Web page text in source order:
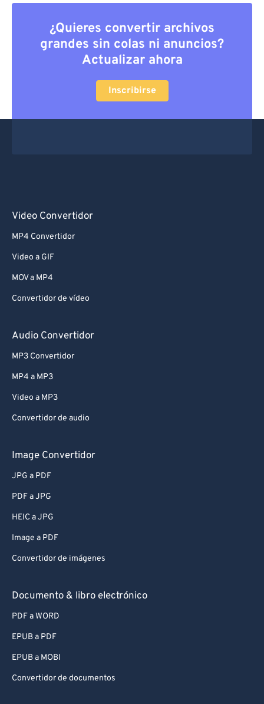
¿Quieres convertir archivos
grandes sin colas ni anuncios?
Actualizar ahora
Inscribirse
Video Convertidor
MP4 Convertidor
Video a GIF
MOV a MP4
Convertidor de vídeo
Audio Convertidor
MP3 Convertidor
MP4 a MP3
Video a MP3
Convertidor de audio
Image Convertidor
JPG a PDF
PDF a JPG
HEIC a JPG
Image a PDF
Convertidor de imágenes
Documento & libro electrónico
PDF a WORD
EPUB a PDF
EPUB a MOBI
Convertidor de documentos